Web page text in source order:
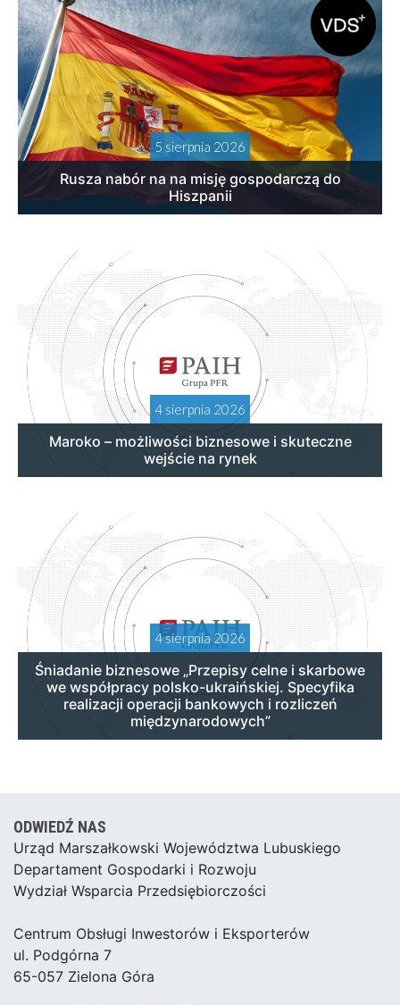
5 sierpnia 2026
Rusza nabór na na misję gospodarczą do
Hiszpanii
4 sierpnia 2026
Maroko – możliwości biznesowe i skuteczne
wejście na rynek
4 sierpnia 2026
Śniadanie biznesowe „Przepisy celne i skarbowe
we współpracy polsko-ukraińskiej. Specyfika
realizacji operacji bankowych i rozliczeń
międzynarodowych”
ODWIEDŹ NAS
Urząd Marszałkowski Województwa Lubuskiego
Departament Gospodarki i Rozwoju
Wydział Wsparcia Przedsiębiorczości
Centrum Obsługi Inwestorów i Eksporterów
ul. Podgórna 7
65-057 Zielona Góra